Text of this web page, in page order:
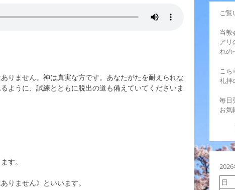
りません。神は真実な方です。あなたがたを耐えられな
ように、試練とともに脱出の道も備えていてくださいま
す。
りません》といいます。
ご覧
当教
アリ
れの
こち
礼拝
毎日
お気
2026
日